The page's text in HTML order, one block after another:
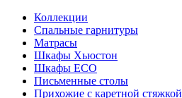
Коллекции
Спальные гарнитуры
Матрасы
Шкафы Хьюстон
Шкафы ECO
Письменные столы
Прихожие с каретной стяжкой